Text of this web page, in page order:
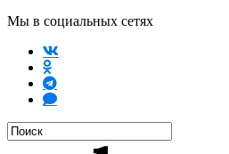
Мы в социальных сетях